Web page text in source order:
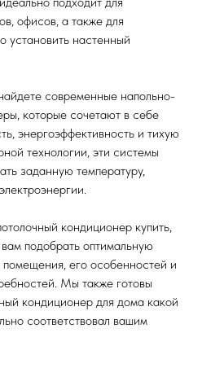
офисов, а также для
установить настенный
современные напольно-
которые сочетают в себе
энергоэффективность и тихую
технологии, эти системы
заданную температуру,
кондиционер купить,
подобрать оптимальную
его особенностей и
Мы также готовы
кондиционер для дома какой
соответствовал вашим